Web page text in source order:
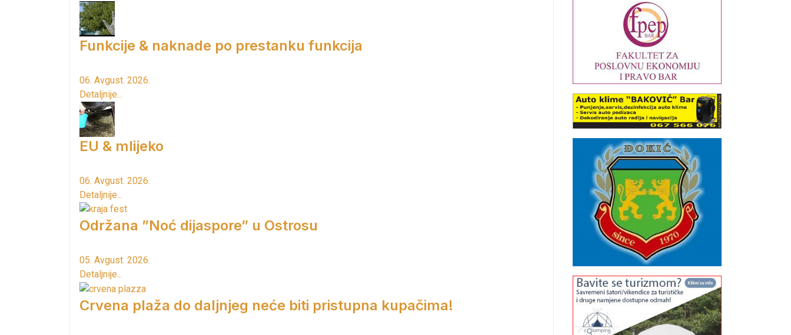
Funkcije & naknade po prestanku funkcija
06. Avgust. 2026.
Detaljnije...
EU & mlijeko
06. Avgust. 2026.
Detaljnije...
Održana ”Noć dijaspore” u Ostrosu
05. Avgust. 2026.
Detaljnije...
Crvena plaža do daljnjeg neće biti pristupna kupačima!